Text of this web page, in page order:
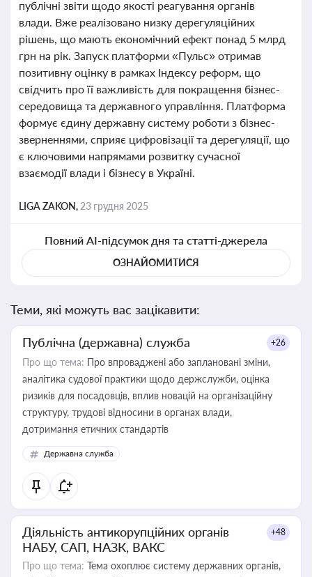
публічні звіти щодо якості реагування органів
влади. Вже реалізовано низку дерегуляційних
рішень, що мають економічний ефект понад 5 млрд
грн на рік. Запуск платформи «Пульс» отримав
позитивну оцінку в рамках Індексу реформ, що
свідчить про її важливість для покращення бізнес-
середовища та державного управління. Платформа
формує єдину державну систему роботи з бізнес-
зверненнями, сприяє цифровізації та дерегуляції, що
є ключовими напрямами розвитку сучасної
взаємодії влади і бізнесу в Україні.
LIGA ZAKON, 23 грудня 2025
Повний AI-підсумок дня та статті-джерела
ОЗНАЙОМИТИСЯ
Теми, які можуть вас зацікавити:
Публічна (державна) служба +26
Про що тема: Про впроваджені або заплановані зміни,
аналітика судової практики щодо держслужби, оцінка
ризиків для посадовців, вплив новацій на організаційну
структуру, трудові відносини в органах влади,
дотримання етичних стандартів
Державна служба
Діяльність антикорупційних органів
НАБУ, САП, НАЗК, ВАКС
+48
Про що тема: Тема охоплює систему державних органів,